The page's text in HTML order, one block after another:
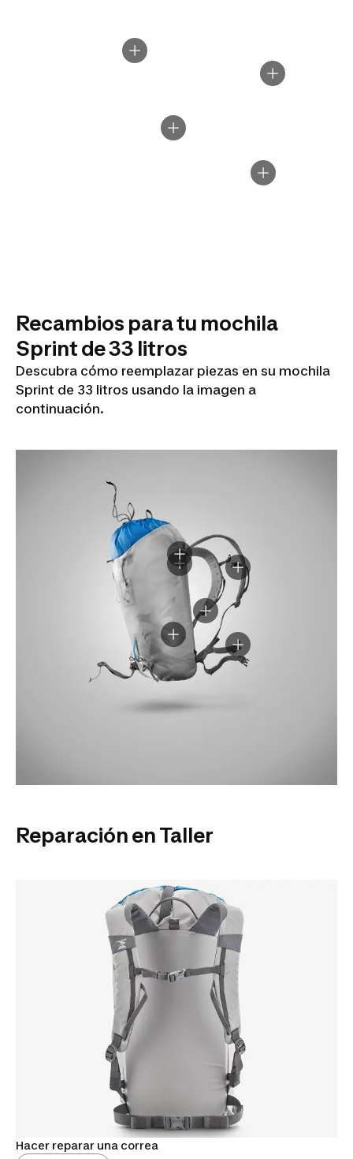
Recambios para tu mochila
Sprint de 33 litros
Descubra cómo reemplazar piezas en su mochila
Sprint de 33 litros usando la imagen a
continuación.
Reparación en Taller
Hacer reparar una correa